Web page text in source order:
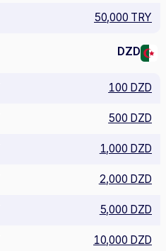
50,000 TRY
DZD
100 DZD
500 DZD
1,000 DZD
2,000 DZD
5,000 DZD
10,000 DZD